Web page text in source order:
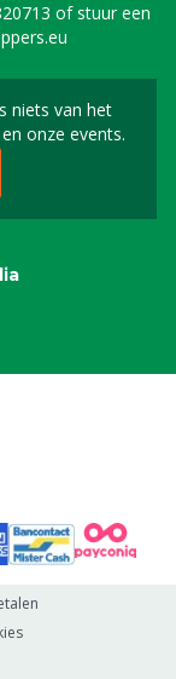
of stuur een
niets van het
onze events.
voor onze